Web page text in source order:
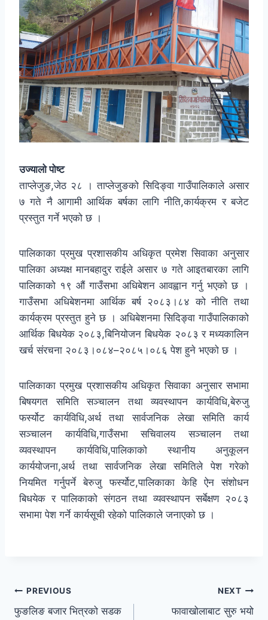
उज्यालो पोष्ट
ताप्लेजुङ,जेठ २८ । ताप्लेजुङको सिदिङ्वा गाउँपालिकाले असार
७ गते नै आगामी आर्थिक बर्षका लागि नीति,कार्यक्रम र बजेट
प्रस्तुत गर्ने भएको छ ।
पालिकाका प्रमुख प्रशासकीय अधिकृत प्रमेश सिवाका अनुसार
पालिका अध्यक्ष मानबहादुर राईले असार ७ गते आइतबारका लागि
पालिकाको १९ औं गाउँसभा अधिबेशन आवह्वान गर्नु भएको छ ।
गाउँसभा अधिबेशनमा आर्थिक बर्ष २०८३।८४ को नीति तथा
कार्यक्रम प्रस्तुत हुने छ । अधिबेशनमा सिदिङ्वा गाउँपालिकाको
आर्थिक बिधयेक २०८३,बिनियोजन बिधयेक २०८३ र मध्यकालिन
खर्च संरचना २०८३।०८४–२०८५।०८६ पेश हुने भएको छ ।
पालिकाका प्रमुख प्रशासकीय अधिकृत सिवाका अनुसार सभामा
बिषयगत समिति सञ्चालन तथा व्यवस्थापन कार्यविधि,बेरुजु
फर्स्योट कार्यविधि,अर्थ तथा सार्वजनिक लेखा समिति कार्य
सञ्चालन कार्यविधि,गाउँसभा सचिवालय सञ्चालन तथा
व्यवस्थापन कार्यविधि,पालिकाको स्थानीय अनुकूलन
कार्ययोजना,अर्थ तथा सार्वजनिक लेखा समितिले पेश गरेको
नियमित गर्नुपर्ने बेरुजु फर्स्योट,पालिकाका केहि ऐन संशोधन
बिधयेक र पालिकाको संगठन तथा व्यवस्थापन सर्बेक्षण २०८३
सभामा पेश गर्ने कार्यसूची रहेको पालिकाले जनाएको छ ।
PREVIOUS
फुङलिङ बजार भित्रको सडक
NEXT
फावाखोलाबाट सुरु भयो